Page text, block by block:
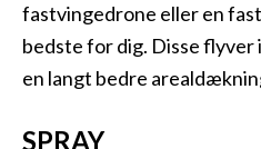
fastvingedrone eller en
bedste for dig. Disse
en langt bedre
SPRAY